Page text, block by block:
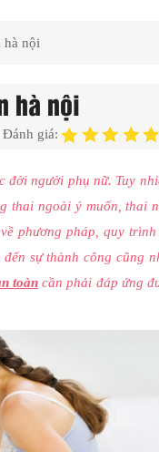
hà nội
hà nội
Đánh giá:
người phụ nữ. Tuy
thai ngoài ý muốn, thai
phương pháp, quy
sự thành công cũng
toàn cần phải đáp ứng